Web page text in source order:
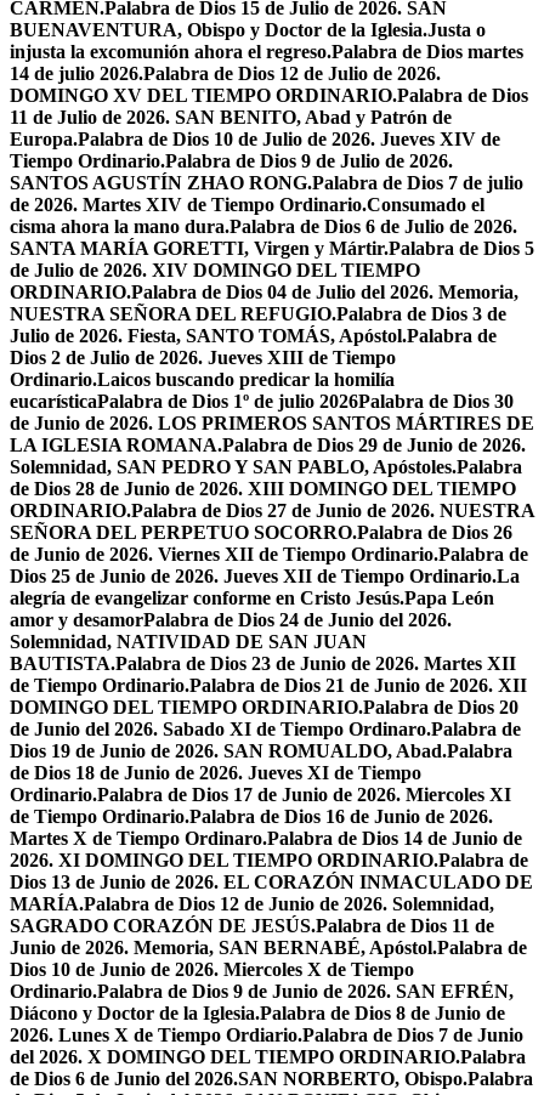
CARMEN.Palabra de Dios 15 de Julio de 2026. SAN
BUENAVENTURA, Obispo y Doctor de la Iglesia.Justa o
injusta la excomunión ahora el regreso.Palabra de Dios martes
14 de julio 2026.Palabra de Dios 12 de Julio de 2026.
DOMINGO XV DEL TIEMPO ORDINARIO.Palabra de Dios
11 de Julio de 2026. SAN BENITO, Abad y Patrón de
Europa.Palabra de Dios 10 de Julio de 2026. Jueves XIV de
Tiempo Ordinario.Palabra de Dios 9 de Julio de 2026.
SANTOS AGUSTÍN ZHAO RONG.Palabra de Dios 7 de julio
de 2026. Martes XIV de Tiempo Ordinario.Consumado el
cisma ahora la mano dura.Palabra de Dios 6 de Julio de 2026.
SANTA MARÍA GORETTI, Virgen y Mártir.Palabra de Dios 5
de Julio de 2026. XIV DOMINGO DEL TIEMPO
ORDINARIO.Palabra de Dios 04 de Julio del 2026. Memoria,
NUESTRA SEÑORA DEL REFUGIO.Palabra de Dios 3 de
Julio de 2026. Fiesta, SANTO TOMÁS, Apóstol.Palabra de
Dios 2 de Julio de 2026. Jueves XIII de Tiempo
Ordinario.Laicos buscando predicar la homilía
eucarísticaPalabra de Dios 1º de julio 2026Palabra de Dios 30
de Junio de 2026. LOS PRIMEROS SANTOS MÁRTIRES DE
LA IGLESIA ROMANA.Palabra de Dios 29 de Junio de 2026.
Solemnidad, SAN PEDRO Y SAN PABLO, Apóstoles.Palabra
de Dios 28 de Junio de 2026. XIII DOMINGO DEL TIEMPO
ORDINARIO.Palabra de Dios 27 de Junio de 2026. NUESTRA
SEÑORA DEL PERPETUO SOCORRO.Palabra de Dios 26
de Junio de 2026. Viernes XII de Tiempo Ordinario.Palabra de
Dios 25 de Junio de 2026. Jueves XII de Tiempo Ordinario.La
alegría de evangelizar conforme en Cristo Jesús.Papa León
amor y desamorPalabra de Dios 24 de Junio del 2026.
Solemnidad, NATIVIDAD DE SAN JUAN
BAUTISTA.Palabra de Dios 23 de Junio de 2026. Martes XII
de Tiempo Ordinario.Palabra de Dios 21 de Junio de 2026. XII
DOMINGO DEL TIEMPO ORDINARIO.Palabra de Dios 20
de Junio del 2026. Sabado XI de Tiempo Ordinaro.Palabra de
Dios 19 de Junio de 2026. SAN ROMUALDO, Abad.Palabra
de Dios 18 de Junio de 2026. Jueves XI de Tiempo
Ordinario.Palabra de Dios 17 de Junio de 2026. Miercoles XI
de Tiempo Ordinario.Palabra de Dios 16 de Junio de 2026.
Martes X de Tiempo Ordinaro.Palabra de Dios 14 de Junio de
2026. XI DOMINGO DEL TIEMPO ORDINARIO.Palabra de
Dios 13 de Junio de 2026. EL CORAZÓN INMACULADO DE
MARÍA.Palabra de Dios 12 de Junio de 2026. Solemnidad,
SAGRADO CORAZÓN DE JESÚS.Palabra de Dios 11 de
Junio de 2026. Memoria, SAN BERNABÉ, Apóstol.Palabra de
Dios 10 de Junio de 2026. Miercoles X de Tiempo
Ordinario.Palabra de Dios 9 de Junio de 2026. SAN EFRÉN,
Diácono y Doctor de la Iglesia.Palabra de Dios 8 de Junio de
2026. Lunes X de Tiempo Ordiario.Palabra de Dios 7 de Junio
del 2026. X DOMINGO DEL TIEMPO ORDINARIO.Palabra
de Dios 6 de Junio del 2026.SAN NORBERTO, Obispo.Palabra